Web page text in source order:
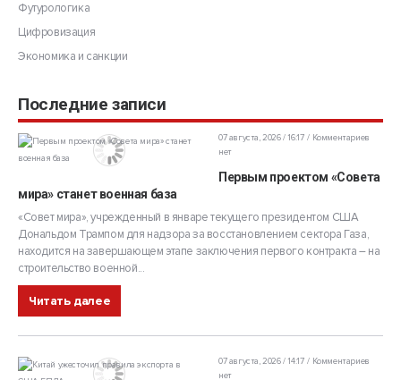
Футурологика
Цифровизация
Экономика и санкции
Последние записи
07 августа, 2026 / 16:17
Комментариев
нет
Первым проектом «Совета
мира» станет военная база
«Совет мира», учрежденный в январе текущего президентом США
Дональдом Трампом для надзора за восстановлением сектора Газа,
находится на завершающем этапе заключения первого контракта – на
строительство военной...
Читать далее
07 августа, 2026 / 14:17
Комментариев
нет